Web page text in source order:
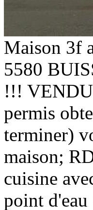
Maison 3f
5580
!!!
permis
terminer)
maison;
cuisine
point